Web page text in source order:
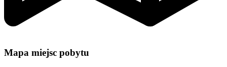
Mapa miejsc pobytu